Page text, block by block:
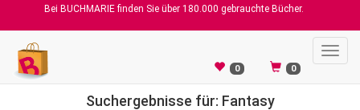
Bei BUCHMARIE finden Sie über 180.000 gebrauchte Bücher.
0 0
Suchergebnisse für: Fantasy